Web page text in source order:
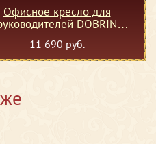
Офисное кресло для
DOBRIN
кремово-черный
11 690 руб.